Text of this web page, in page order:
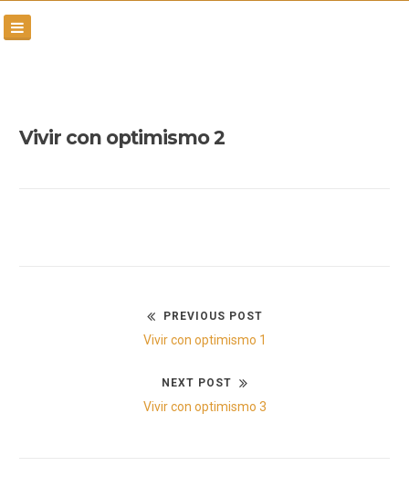
Skip
to
Vivir con optimismo 2
PREVIOUS POST
Previous
Vivir con optimismo 1
NEXT POST
Next
Vivir con optimismo 3